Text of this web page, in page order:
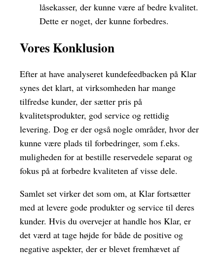
låsekasser, der kunne være af bedre kvalitet.
Dette er noget, der kunne forbedres.
Vores Konklusion
Efter at have analyseret kundefeedbacken på Klar
synes det klart, at virksomheden har mange
tilfredse kunder, der sætter pris på
kvalitetsprodukter, god service og rettidig
levering. Dog er der også nogle områder, hvor der
kunne være plads til forbedringer, som f.eks.
muligheden for at bestille reservedele separat og
fokus på at forbedre kvaliteten af visse dele.
Samlet set virker det som om, at Klar fortsætter
med at levere gode produkter og service til deres
kunder. Hvis du overvejer at handle hos Klar, er
det værd at tage højde for både de positive og
negative aspekter, der er blevet fremhævet af